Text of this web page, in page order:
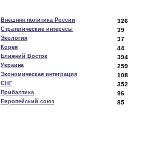
Внешняя политика России 326
Стратегические интересы 39
Экология 37
Корея 44
Ближний Восток 394
Украина 259
Экономическая интеграция 108
СНГ 352
Прибалтика 96
Европейский союз 85